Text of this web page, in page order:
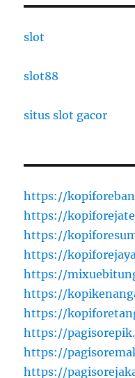
slot
slot88
situs slot gacor
https://
https://
https://
https://
https://
https://
https://
https://
https://
https://